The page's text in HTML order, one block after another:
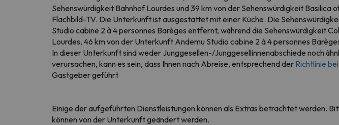
Sehenswürdigkeit Bahnhof Lourdes und 39 km von der Sehenswürdigkeit
Flachbild-TV. Die Unterkunft ist ausgestattet mit einer Küche. Die
Studio cabine 2 à 4 personnes Barèges entfernt, während die Sehenswürdigkeit
Lourdes, 46 km von der Unterkunft Andemu Studio cabine 2 à 4 personnes
In dieser Unterkunft sind weder Junggesellen-/Junggesellinnenabschiede noch
verursachen, kann es sein, dass Ihnen nach Abreise, entsprechend der Richtlinie
Gastgeber geführt
Einige der aufgeführten Dienstleistungen können als Extras betrachtet werden.
können von der Unterkunft geändert werden.